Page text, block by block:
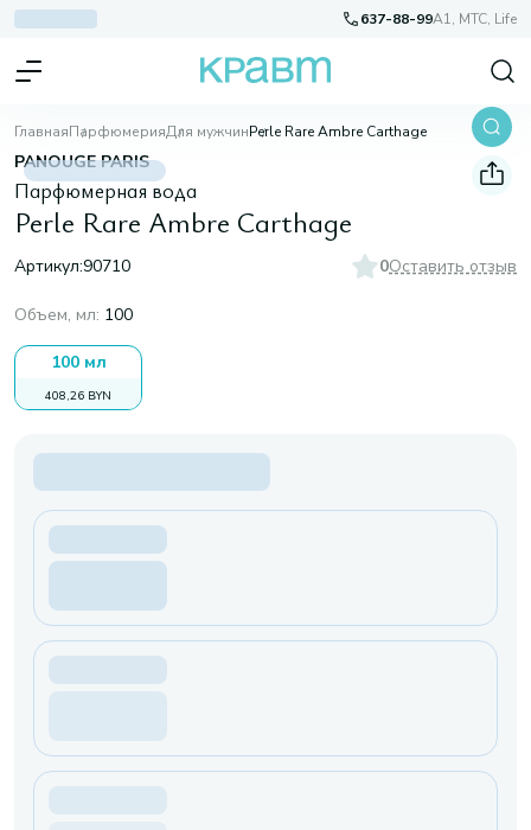
637-88-99A1, МТС, Life
ГлавнаяПарфюмерияДля мужчинPerle Rare Ambre Carthage
PANOUGE PARIS
Парфюмерная вода
Perle Rare Ambre Carthage
Артикул:90710 0Оставить отзыв
Объем, мл: 100
100 мл
408,26 BYN